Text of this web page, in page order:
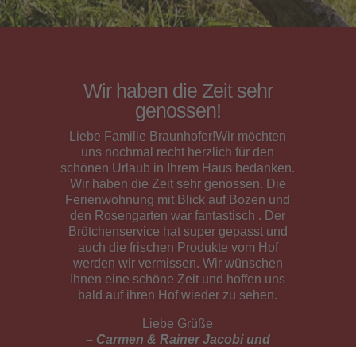
del maso vi aspettano belle
passeggiate in montagna.
Die Lage des Hofes ist
perfekt!
Liebe Familie Braunhofer,wir blicken
zurück auf 2 wunderschöne
Urlaubswochen bei ihnen. Offen und
herzlich sind wir als junge Familie
empfangen worden. Die Lage des Hofes
ist perfekt. An familienfreundlichem
Programm ist in der näheren Umgebung
Tierwelt, kleine Städtetouren, Wasserfall,